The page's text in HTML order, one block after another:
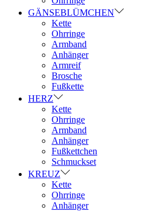
GÄNSEBLÜMCHEN
Kette
Ohrringe
Armband
Anhänger
Armreif
Brosche
Fußkette
HERZ
Kette
Ohrringe
Armband
Anhänger
Fußkettchen
Schmuckset
KREUZ
Kette
Ohrringe
Anhänger